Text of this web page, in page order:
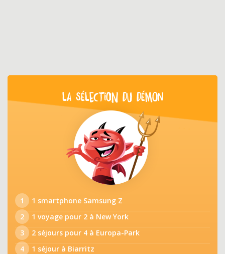
LA SÉLECTION DU DÉMON
1
1 smartphone Samsung Z
2
1 voyage pour 2 à New York
3
2 séjours pour 4 à Europa-Park
4
1 séjour à Biarritz